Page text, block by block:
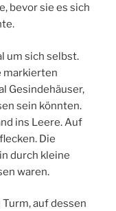
bevor sie es sich
um sich selbst.
markierten
Gesindehäuser,
sein könnten.
ins Leere. Auf
Die
durch kleine
waren.
auf dessen